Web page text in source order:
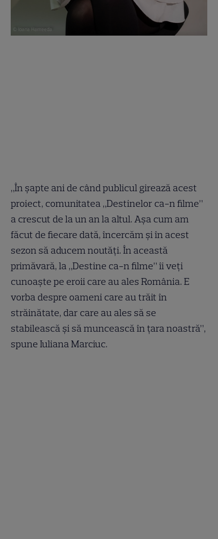
„În șapte ani de când publicul girează acest
proiect, comunitatea „Destinelor ca-n filme”
a crescut de la un an la altul. Așa cum am
făcut de fiecare dată, încercăm și în acest
sezon să aducem noutăți. În această
primăvară, la „Destine ca-n filme” îi veți
cunoaște pe eroii care au ales România. E
vorba despre oameni care au trăit în
străinătate, dar care au ales să se
stabilească și să muncească în țara noastră”,
spune Iuliana Marciuc.